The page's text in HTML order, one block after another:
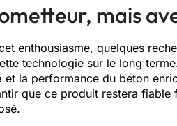
mais
enthousiasme, quelques
technologie sur le long
et la performance du béton
que ce produit restera